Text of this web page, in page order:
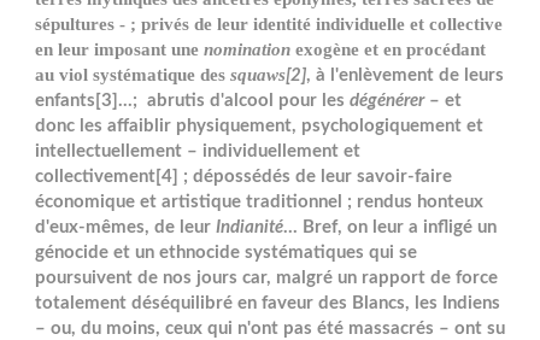
sépultures - ; privés de leur identité individuelle et collective
en leur imposant une nomination exogène et en procédant
au viol systématique des squaws[2], à l'enlèvement de leurs
enfants[3]…; abrutis d'alcool pour les dégénérer – et
donc les affaiblir physiquement, psychologiquement et
intellectuellement – individuellement et
collectivement[4] ; dépossédés de leur savoir-faire
économique et artistique traditionnel ; rendus honteux
d'eux-mêmes, de leur Indianité… Bref, on leur a infligé un
génocide et un ethnocide systématiques qui se
poursuivent de nos jours car, malgré un rapport de force
totalement déséquilibré en faveur des Blancs, les Indiens
– ou, du moins, ceux qui n'ont pas été massacrés – ont su